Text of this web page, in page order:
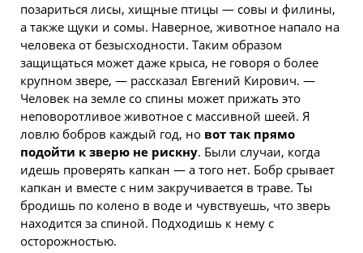
позариться лисы, хищные птицы — совы и филины,
а также щуки и сомы. Наверное, животное напало на
человека от безысходности. Таким образом
защищаться может даже крыса, не говоря о более
крупном звере, — рассказал Евгений Кирович. —
Человек на земле со спины может прижать это
неповоротливое животное с массивной шеей. Я
ловлю бобров каждый год, но вот так прямо
подойти к зверю не рискну. Были случаи, когда
идешь проверять капкан — а того нет. Бобр срывает
капкан и вместе с ним закручивается в траве. Ты
бродишь по колено в воде и чувствуешь, что зверь
находится за спиной. Подходишь к нему с
осторожностью.